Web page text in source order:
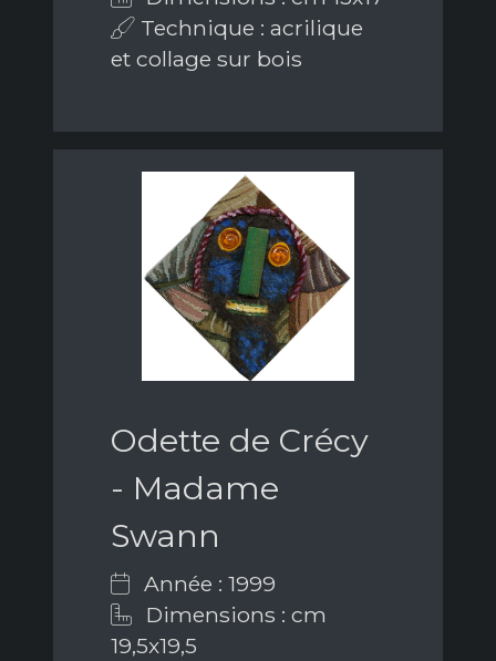
Technique : acrilique
et collage sur bois
Odette de Crécy
- Madame
Swann
Année : 1999
Dimensions : cm
19,5x19,5